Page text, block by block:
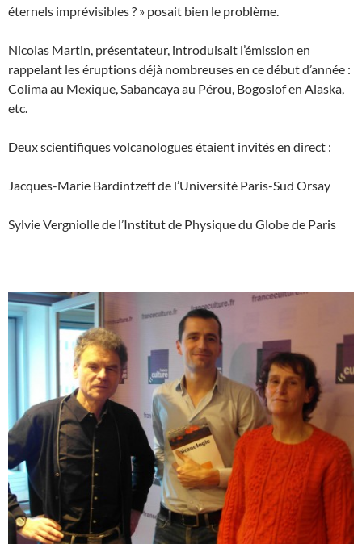
éternels imprévisibles ? » posait bien le problème.
Nicolas Martin, présentateur, introduisait l’émission en
rappelant les éruptions déjà nombreuses en ce début d’année :
Colima au Mexique, Sabancaya au Pérou, Bogoslof en Alaska,
etc.
Deux scientifiques volcanologues étaient invités en direct :
Jacques-Marie Bardintzeff de l’Université Paris-Sud Orsay
Sylvie Vergniolle de l’Institut de Physique du Globe de Paris